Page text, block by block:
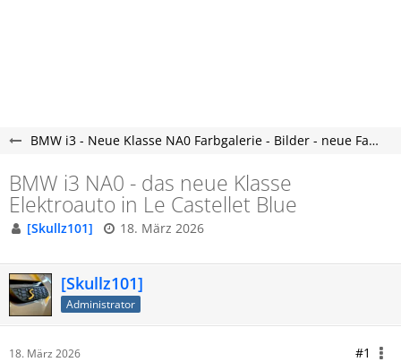
BMW i3 - Neue Klasse NA0 Farbgalerie - Bilder - neue Farben
BMW i3 NA0 - das neue Klasse
Elektroauto in Le Castellet Blue
[Skullz101] 18. März 2026
[Skullz101]
Administrator
18. März 2026 #1